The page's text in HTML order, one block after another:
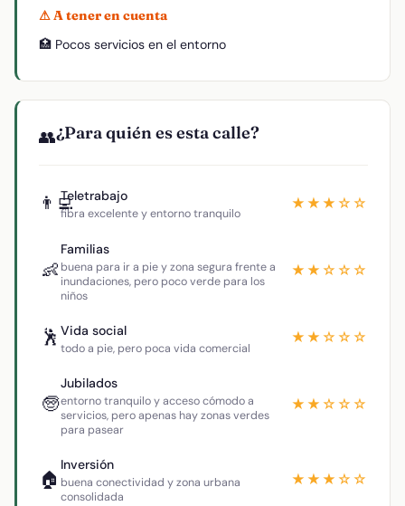
⚠ A tener en cuenta
🏥 Pocos servicios en el entorno
👥¿Para quién es esta calle?
👨‍💻Teletrabajo
fibra excelente y entorno tranquilo
★★★☆☆
👶
Familias
buena para ir a pie y zona segura frente a
inundaciones, pero poco verde para los
niños
★★☆☆☆
🕺 Vida social
todo a pie, pero poca vida comercial
★★☆☆☆
🧓
Jubilados
entorno tranquilo y acceso cómodo a
servicios, pero apenas hay zonas verdes
para pasear
★★☆☆☆
🏠
Inversión
buena conectividad y zona urbana
consolidada
★★★☆☆